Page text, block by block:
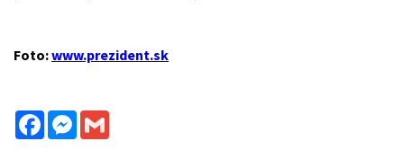
Foto:www.prezident.sk
FacebookMessenger